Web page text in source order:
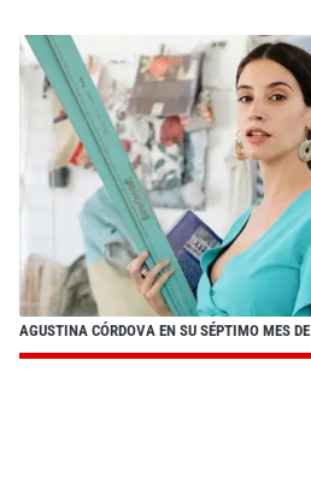
AGUSTINA CÓRDOVA EN SU SÉPTIMO MES